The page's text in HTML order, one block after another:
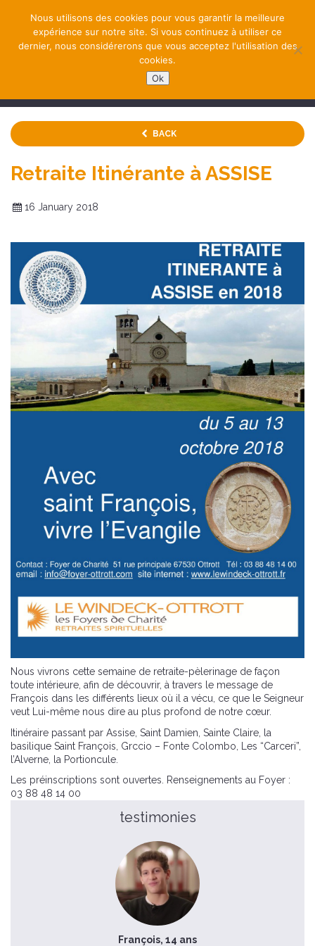
BACK
Retraite Itinérante à ASSISE
16 January 2018
Nous vivrons cette semaine de retraite-pèlerinage de façon
toute intérieure, afin de découvrir, à travers le message de
François dans les différents lieux où il a vécu, ce que le Seigneur
veut Lui-même nous dire au plus profond de notre cœur.
Itinéraire passant par Assise, Saint Damien, Sainte Claire, la
basilique Saint François, Grccio – Fonte Colombo, Les “Carceri”,
l’Alverne, la Portioncule.
Les préinscriptions sont ouvertes. Renseignements au Foyer :
03 88 48 14 00
testimonies
François, 14 ans
Nous utilisons des cookies pour vous garantir la meilleure
expérience sur notre site. Si vous continuez à utiliser ce
dernier, nous considérerons que vous acceptez l'utilisation des
cookies.
Ok